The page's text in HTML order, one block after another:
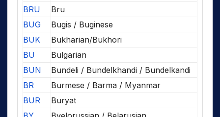
BRU
Bru
BUG
Bugis / Buginese
BUK
Bukharian/Bukhori
BU
Bulgarian
BUN
Bundeli / Bundelkhandi / Bundelkandi
BR
Burmese / Barma / Myanmar
BUR
Buryat